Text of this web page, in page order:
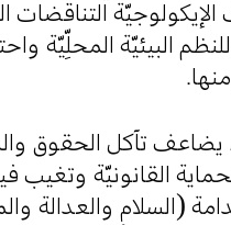
الإيكولوجيّة
البيئيّة المحلِّيّة
تآكل الحقوق
القانونيّة
(السلام والعدالة